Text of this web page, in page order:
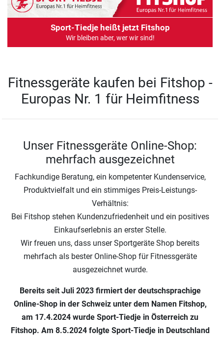
Sport-Tiedje heißt jetzt Fitshop
Wir bleiben aber, wer wir sind!
Fitnessgeräte kaufen bei Fitshop -
Europas Nr. 1 für Heimfitness
Unser Fitnessgeräte Online-Shop:
mehrfach ausgezeichnet
Fachkundige Beratung, ein kompetenter Kundenservice,
Produktvielfalt und ein stimmiges Preis-Leistungs-
Verhältnis:
Bei Fitshop stehen Kundenzufriedenheit und ein positives
Einkaufserlebnis an erster Stelle.
Wir freuen uns, dass unser Sportgeräte Shop bereits
mehrfach als bester Online-Shop für Fitnessgeräte
ausgezeichnet wurde.
Bereits seit Juli 2023 firmiert der deutschsprachige
Online-Shop in der Schweiz unter dem Namen Fitshop,
am 17.4.2024 wurde Sport-Tiedje in Österreich zu
Fitshop. Am 8.5.2024 folgte Sport-Tiedje in Deutschland